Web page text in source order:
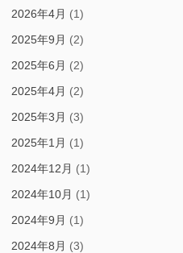
2026年4月 (1)
2025年9月 (2)
2025年6月 (2)
2025年4月 (2)
2025年3月 (3)
2025年1月 (1)
2024年12月 (1)
2024年10月 (1)
2024年9月 (1)
2024年8月 (3)